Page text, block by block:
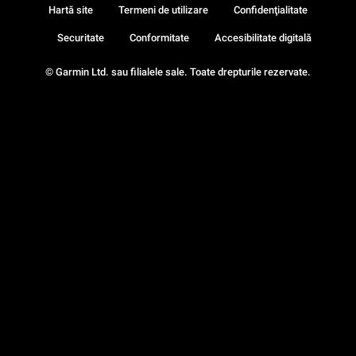
© Garmin Ltd. sau filialele sale. Toate drepturile rezervate.
Hartă site Termeni de utilizare Confidenţialitate
Securitate Conformitate Accesibilitate digitală